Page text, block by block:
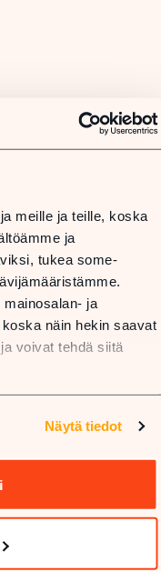
meille ja teille, koska
ja
tukea some-
ja
näin hekin saavat
voivat tehdä siitä
Näytä tiedot